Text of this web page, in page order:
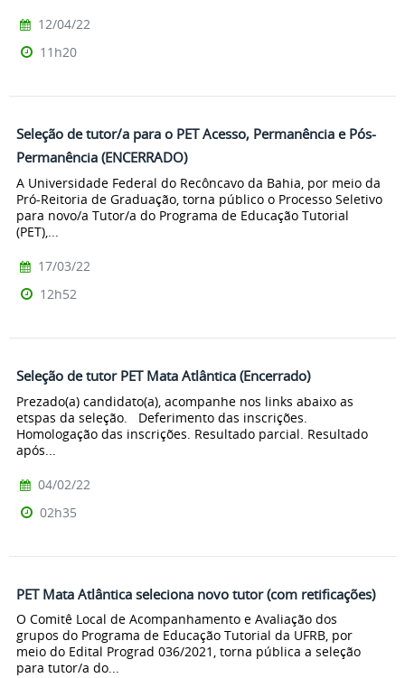
12/04/22
11h20
Seleção de tutor/a para o PET Acesso, Permanência e Pós-
Permanência (ENCERRADO)
A Universidade Federal do Recôncavo da Bahia, por meio da
Pró-Reitoria de Graduação, torna público o Processo Seletivo
para novo/a Tutor/a do Programa de Educação Tutorial
(PET),...
17/03/22
12h52
Seleção de tutor PET Mata Atlântica (Encerrado)
Prezado(a) candidato(a), acompanhe nos links abaixo as
etspas da seleção. Deferimento das inscrições.
Homologação das inscrições. Resultado parcial. Resultado
após...
04/02/22
02h35
PET Mata Atlântica seleciona novo tutor (com retificações)
O Comitê Local de Acompanhamento e Avaliação dos
grupos do Programa de Educação Tutorial da UFRB, por
meio do Edital Prograd 036/2021, torna pública a seleção
para tutor/a do...